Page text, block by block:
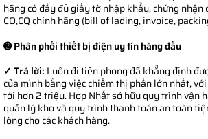
hãng có đầy đủ giấy tờ nhập khẩu, chứng
CO,CQ chính hãng (bill of lading, invoice,
➋ Phân phối thiết bị điện uy tín hàng đầu
✓ Trả lời: Luôn đi tiên phong đã khẳng định
của mình bằng việc chiếm thị phần lớn nhất,
tới hơn 2 triệu. Hợp Nhất sở hữu quy trình vận
quản lý kho và quy trình thanh toán an toàn
lòng cho các khách hàng.